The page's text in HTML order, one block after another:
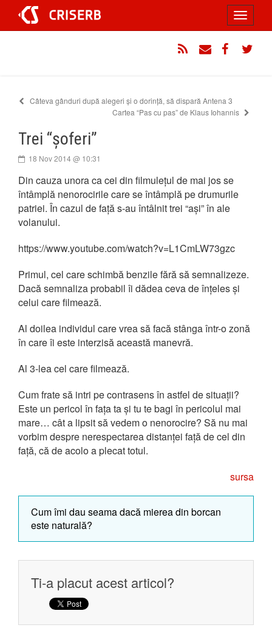
conținut
Toggle
Câteva gânduri după alegeri și o dorință, să dispară Antena 3
Cartea “Pas cu pas” de Klaus Iohannis
Trei “șoferi”
18 Nov 2014 @ 10:31
Din cauza unora ca cei din filmulețul de mai jos se
întâmplă nenorocirile care se întâmplă pe drumurile
patriei. În cazul de față s-au întâlnit trei “ași” în ale
volanului.
https://www.youtube.com/watch?v=L1CmLW73gzc
Primul, cel care schimbă benzile fără să semnalizeze.
Dacă semnaliza probabil îi dădea ceva de înțeles și
celui care filmează.
Al doilea individul care vrea să facă stânga într-o zonă
în care îi este interzisă această manevră.
Al 3-lea cel care filmează.
Cum frate să intri pe contrasens în astfel de situații?
Este un pericol în fața ta și tu te bagi în pericolul mai
mare… cât a lipsit să vedem o nenorocire? Să nu mai
vorbim despre nerespectarea distanței față de cel din
față, că de acolo a plecat totul.
sursa
Cum îmi dau seama dacă mierea din borcan
este naturală?
Ti-a placut acest articol?